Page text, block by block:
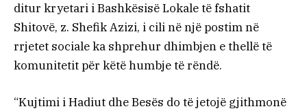
ditur kryetari i Bashkësisë Lokale të fshatit
Shitovë, z. Shefik Azizi, i cili në një postim në
rrjetet sociale ka shprehur dhimbjen e thellë të
komunitetit për këtë humbje të rëndë.
“Kujtimi i Hadiut dhe Besës do të jetojë gjithmonë